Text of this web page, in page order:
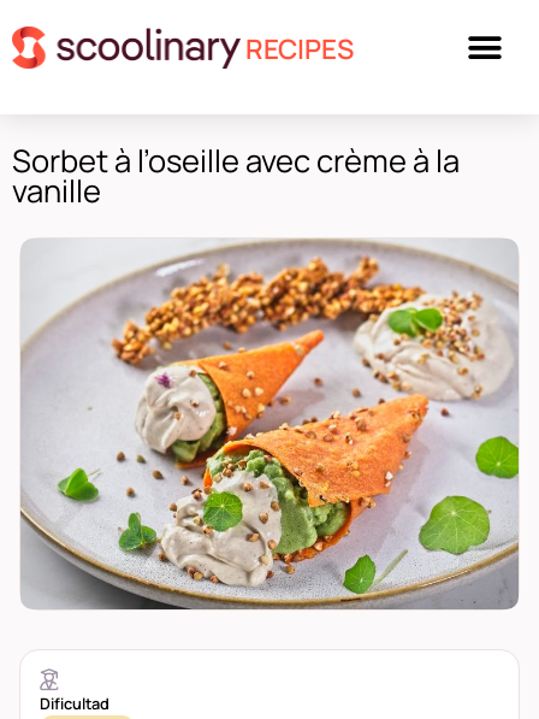
RECIPES
Sorbet à l’oseille avec crème à la
vanille
Dificultad